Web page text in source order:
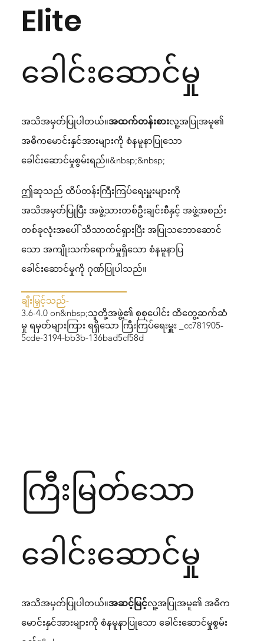
Elite
ခေါင်းဆောင်မှု
အသိအမှတ်ပြုပါတယ်။အထက်တန်းစားလူ့အပြုအမူ၏
အဓိကမောင်းနှင်အားများကို စံနမူနာပြုသော
ခေါင်းဆောင်မှုစွမ်းရည်။&nbsp;&nbsp;
ဤဆုသည် ထိပ်တန်းကြီးကြပ်ရေးမှူးများကို
အသိအမှတ်ပြုပြီး အဖွဲ့သားတစ်ဦးချင်းစီနှင့် အဖွဲ့အစည်း
တစ်ခုလုံးအပေါ် သိသာထင်ရှားပြီး အပြုသဘောဆောင်
သော အကျိုးသက်ရောက်မှုရှိသော စံနမူနာပြ
ခေါင်းဆောင်မှုကို ဂုဏ်ပြုပါသည်။
ချီးမြှင့်သည်-
3.6-4.0 on&nbsp;သူတို့အဖွဲ့၏ စုစုပေါင်း ထိတွေ့ဆက်ဆံ
မှု ရမှတ်များကြား ရရှိသော ကြီးကြပ်ရေးမှူး _cc781905-
5cde-3194-bb3b-136bad5cf58d
ကြီးမြတ်သော
ခေါင်းဆောင်မှု
အသိအမှတ်ပြုပါတယ်။အဆင့်မြင့်လူ့အပြုအမူ၏ အဓိက
မောင်းနှင်အားများကို စံနမူနာပြုသော ခေါင်းဆောင်မှုစွမ်း